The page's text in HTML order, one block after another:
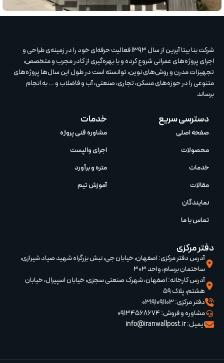
شرکت بنا بیتا آیرین از سال 1393 فعالیت حرفه‌ای خود را در زمینه‌ی طراحی و
اجرای پروژه‌های عمرانی شروع کرده و با بهره‌گیری از کادر مجرب و متخصص،
تجهیزات مدرن و روش‌های نوین، توانسته است در طول این سال‌ها پروژه‌های
متنوعی را در حوزه‌های مسکن، تجاری، صنعتی، آب و فاضلاب و … به انجام
برساند
دسترسی سریع
صفحه اصلی
محصولات
خدمات
مقالات
نمایندگان
تماس با ما
خدمات
مشاوره فنی پروژه
اجرای والپست
متره و برآورد
آموزش تیم‌
دفتر مرکزی
آدرس دفتر مرکزی: اصفهان، خیابان جی، نبش بزرگراه شهید صیاد شیرازی،
ساختمان برسام، واحد 303
آدرس کارخانه: اصفهان، شهرک صنعتی سجزی، خیابان اسپیرال، خیابان
هشتم، پلاک 59
دفتر مرکزی: 03191091103
مشاوره و فروش: 09134568674
ایمیل: info@iranwallpost.ir